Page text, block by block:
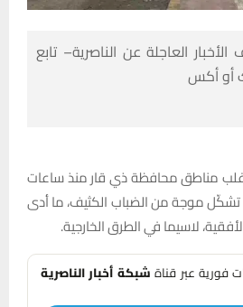
العاجلة عن الناصرية– تابع
أو أكس
مناطق محافظة ذي قار منذ ساعات
تشكّل موجة من الضباب الكثيف، ما أدى
لاسيما في الطرق الخارجية.
فورية عبر قناةشبكة أخبار الناصرية